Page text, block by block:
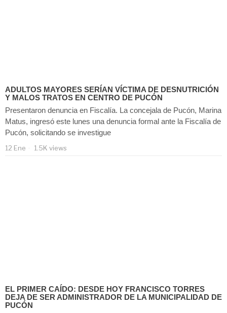
ADULTOS MAYORES SERÍAN VÍCTIMA DE DESNUTRICIÓN
Y MALOS TRATOS EN CENTRO DE PUCÓN
Presentaron denuncia en Fiscalía. La concejala de Pucón, Marina
Matus, ingresó este lunes una denuncia formal ante la Fiscalía de
Pucón, solicitando se investigue
12 Ene 1.5K views
EL PRIMER CAÍDO: DESDE HOY FRANCISCO TORRES
DEJA DE SER ADMINISTRADOR DE LA MUNICIPALIDAD DE
PUCÓN